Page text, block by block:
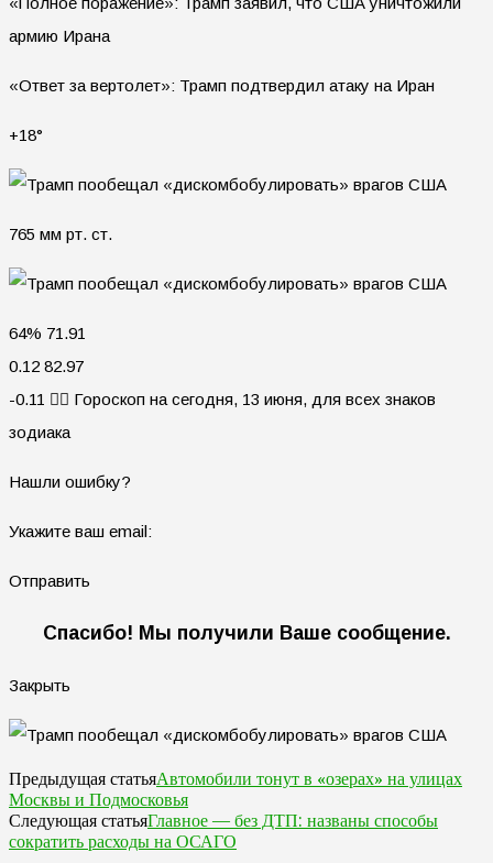
армию Ирана
«Ответ за вертолет»: Трамп подтвердил атаку на Иран
+18°
765 мм рт. ст.
64% 71.91
0.12 82.97
-0.11 🧙‍♀ Гороскоп на сегодня, 13 июня, для всех знаков
зодиака
Нашли ошибку?
Укажите ваш email:
Отправить
Спасибо! Мы получили Ваше сообщение.
Закрыть
Предыдущая статьяАвтомобили тонут в «озерах» на улицах
Москвы и Подмосковья
Следующая статьяГлавное — без ДТП: названы способы
сократить расходы на ОСАГО